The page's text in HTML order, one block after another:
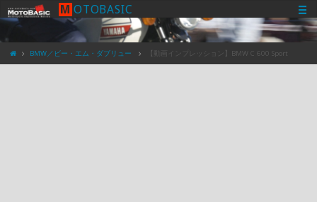
M OTOBASIC
BMW／ビー・エム・ダブリュー 【動画インプレッション】BMW C 600 Sport